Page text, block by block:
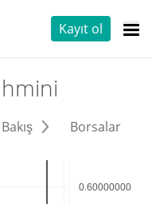
Kayıt ol
Borsalar